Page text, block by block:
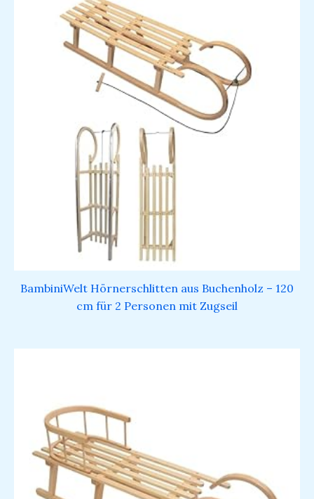
BambiniWelt Hörnerschlitten aus Buchenholz – 120
cm für 2 Personen mit Zugseil